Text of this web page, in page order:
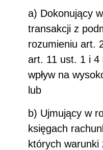
a) Dokonujący
transakcji z
rozumieniu art.
art. 11 ust. 1 i 4
wpływ na
lub
b) Ujmujący w
księgach
których warunki